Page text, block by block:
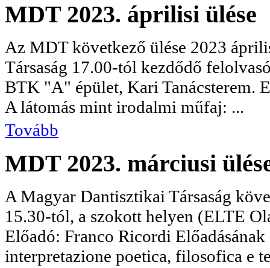
MDT 2023. áprilisi ülése
Az MDT következő ülése 2023
Társaság 17.00-tól kezdődő
BTK "A" épület, Kari Tanácsterem.
A látomás mint irodalmi műfaj: ...
Tovább
MDT 2023. márciusi
A Magyar Dantisztikai Társaság
15.30-tól, a szokott helyen (ELTE
Előadó: Franco Ricordi
interpretazione poetica, filosofica e